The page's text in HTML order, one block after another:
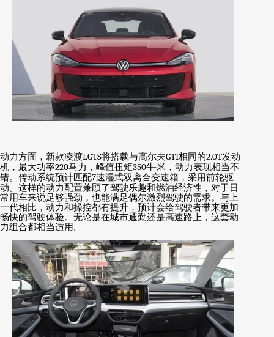
动力方面，新款凌渡LGTS将搭载与高尔夫GTI相同的2.0T发动
机，最大功率220马力，峰值扭矩350牛·米，动力表现相当不
错。传动系统预计匹配7速湿式双离合变速箱，采用前轮驱
动。这样的动力配置兼顾了驾驶乐趣和燃油经济性，对于日
常用车来说足够强劲，也能满足偶尔激烈驾驶的需求。与上
一代相比，动力和操控都有提升，预计会给驾驶者带来更加
畅快的驾驶体验。无论是在城市通勤还是高速路上，这套动
力组合都相当适用。